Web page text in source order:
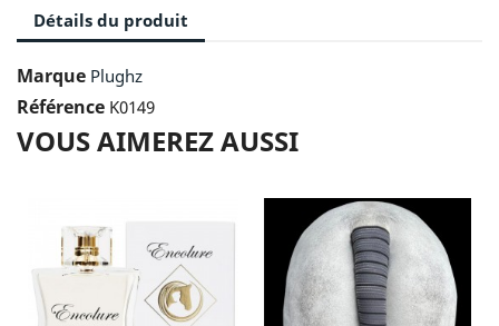
Détails du produit
Marque Plughz
Référence K0149
VOUS AIMEREZ AUSSI